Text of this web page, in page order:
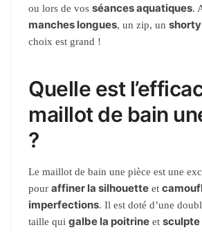
ou lors de vos séances aquatiques.
manches longues, un zip, un shorty
choix est grand !
Quelle est
maillot de bain
?
Le maillot de bain une pièce est une
pour affiner la silhouette et
imperfections. Il est doté d’une
taille qui galbe la poitrine et sculpte